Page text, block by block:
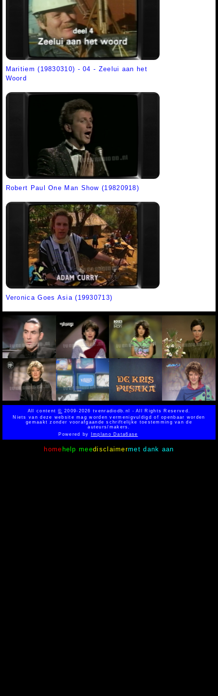
Maritiem (19830310) - 04 - Zeelui aan het
Woord
Robert Paul One Man Show (19820918)
Veronica Goes Asia (19930713)
All content© 2009-2026 tvenradiodb.nl - All Rights Reserved.
Niets van deze website mag worden vermenigvuldigd of openbaar worden
gemaakt zonder voorafgaande schriftelijke toestemming van de
auteurs/makers.
Powered byImplano Data6ase
home help meedisclaimermet dank aan